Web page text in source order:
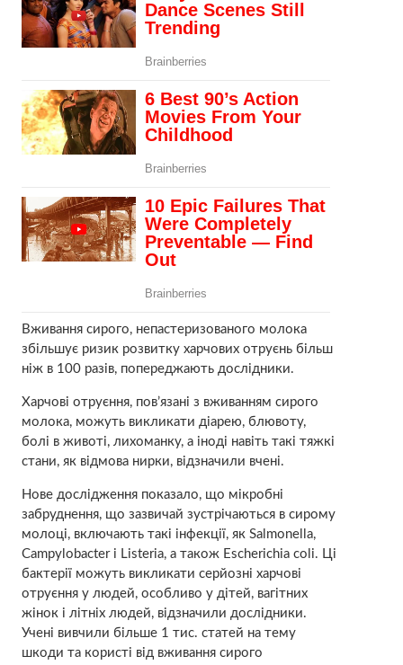
Вживання сирого, непастеризованого молока
збільшує ризик розвитку харчових отруєнь більш
ніж в 100 разів, попереджають дослідники.
Харчові отруєння, пов’язані з вживанням сирого
молока, можуть викликати діарею, блювоту,
болі в животі, лихоманку, а іноді навіть такі тяжкі
стани, як відмова нирки, відзначили вчені.
Нове дослідження показало, що мікробні
забруднення, що зазвичай зустрічаються в сирому
молоці, включають такі інфекції, як Salmonella,
Campylobacter і Listeria, а також Escherichia coli. Ці
бактерії можуть викликати серйозні харчові
отруєння у людей, особливо у дітей, вагітних
жінок і літніх людей, відзначили дослідники.
Учені вивчили більше 1 тис. статей на тему
шкоди та користі від вживання сирого